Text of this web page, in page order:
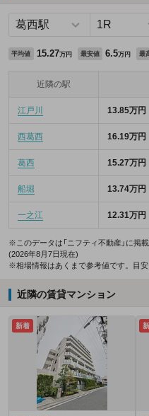
平均値 15.27万円 最安値 6.5万円 最
近隣の駅
江戸川 13.85万円
西葛西 16.19万円
葛西 15.27万円
船堀 13.74万円
一之江 12.31万円
※このデータは「ニフティ不動産」に掲
(2026年8月7日現在)
※相場情報はあくまで参考値です。目安
近隣の賃貸マンション
新着